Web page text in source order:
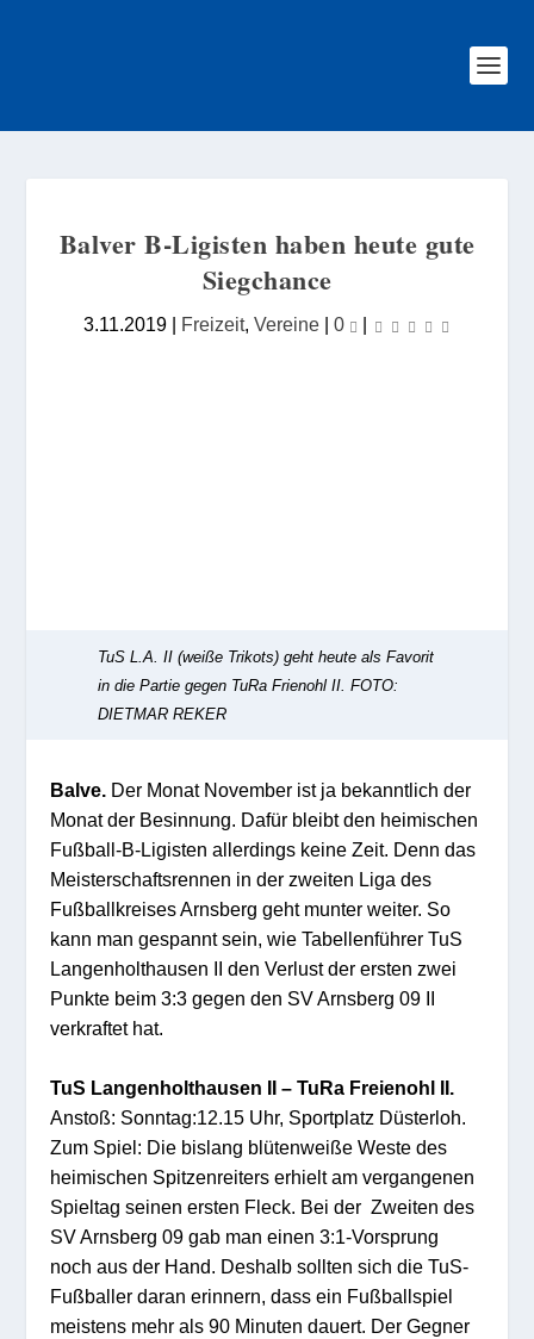
Balver B-Ligisten haben heute gute
Siegchance
3.11.2019 | Freizeit, Vereine | 0 |
TuS L.A. II (weiße Trikots) geht heute als Favorit
in die Partie gegen TuRa Frienohl II. FOTO:
DIETMAR REKER
Balve. Der Monat November ist ja bekanntlich der
Monat der Besinnung. Dafür bleibt den heimischen
Fußball-B-Ligisten allerdings keine Zeit. Denn das
Meisterschaftsrennen in der zweiten Liga des
Fußballkreises Arnsberg geht munter weiter. So
kann man gespannt sein, wie Tabellenführer TuS
Langenholthausen II den Verlust der ersten zwei
Punkte beim 3:3 gegen den SV Arnsberg 09 II
verkraftet hat.
TuS Langenholthausen II – TuRa Freienohl II.
Anstoß: Sonntag:12.15 Uhr, Sportplatz Düsterloh.
Zum Spiel: Die bislang blütenweiße Weste des
heimischen Spitzenreiters erhielt am vergangenen
Spieltag seinen ersten Fleck. Bei der Zweiten des
SV Arnsberg 09 gab man einen 3:1-Vorsprung
noch aus der Hand. Deshalb sollten sich die TuS-
Fußballer daran erinnern, dass ein Fußballspiel
meistens mehr als 90 Minuten dauert. Der Gegner